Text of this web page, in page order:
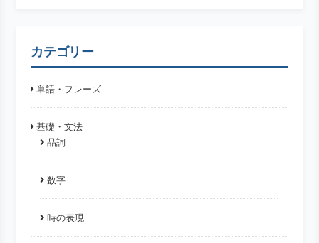
カテゴリー
単語・フレーズ
基礎・文法
品詞
数字
時の表現